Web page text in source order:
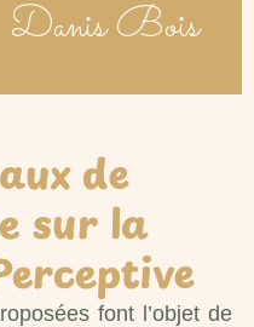
Danis Bois
de
sur la
font l’objet de